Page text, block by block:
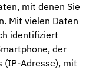
für Pumpen
Antriebs- und
mit denen Sie
Mit vielen Daten
identifiziert
der
(IP-Adresse), mit